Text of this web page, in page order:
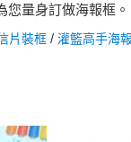
您量身訂做海報框。
片裝框 / 灌籃高手海